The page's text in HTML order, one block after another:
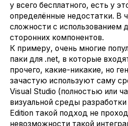
у всего бесплатного, есть у
определённые недостатки. В
сложности с использованием
сторонних компонентов.
К примеру, очень многие
паки для .net, в которые
прочего, какие-никакие, но
зачастую используют саму
Visual Studio (полностью или
визуальной среды
Edition такой подход не
невозможности такой